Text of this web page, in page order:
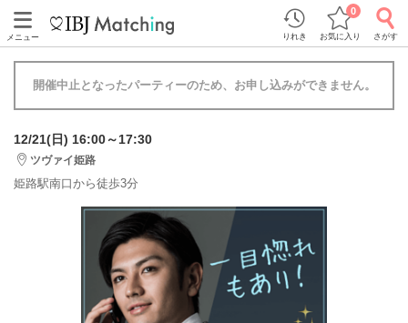
メニュー りれき お気に入り
0
さがす
開催中止となったパーティーのため、お申し込みができません。
12/21(日) 16:00～17:30
ツヴァイ姫路
姫路駅南口から徒歩3分